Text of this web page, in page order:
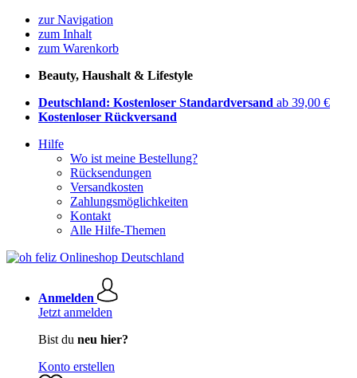
zur Navigation
zum Inhalt
zum Warenkorb
Beauty, Haushalt & Lifestyle
Deutschland: Kostenloser Standardversand ab 39,00 €
Kostenloser Rückversand
Hilfe
Wo ist meine Bestellung?
Rücksendungen
Versandkosten
Zahlungsmöglichkeiten
Kontakt
Alle Hilfe-Themen
Anmelden
Jetzt anmelden
Bist du neu hier?
Konto erstellen